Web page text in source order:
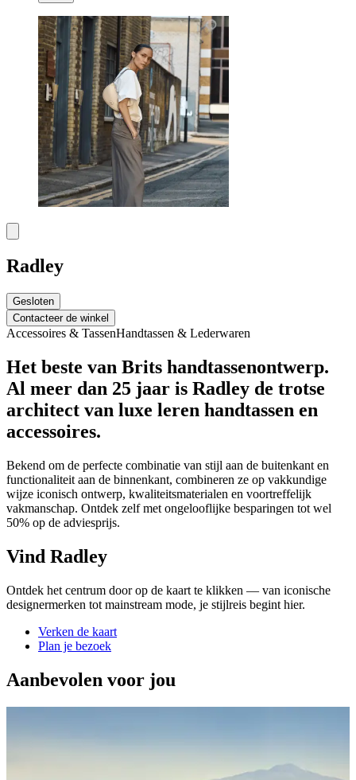
Radley
Gesloten
Contacteer de winkel
Accessoires & TassenHandtassen & Lederwaren
Het beste van Brits handtassenontwerp.
Al meer dan 25 jaar is Radley de trotse
architect van luxe leren handtassen en
accessoires.
Bekend om de perfecte combinatie van stijl aan de buitenkant en
functionaliteit aan de binnenkant, combineren ze op vakkundige
wijze iconisch ontwerp, kwaliteitsmaterialen en voortreffelijk
vakmanschap. Ontdek zelf met ongelooflijke besparingen tot wel
50% op de adviesprijs.
Vind Radley
Ontdek het centrum door op de kaart te klikken — van iconische
designermerken tot mainstream mode, je stijlreis begint hier.
Verken de kaart
Plan je bezoek
Aanbevolen voor jou